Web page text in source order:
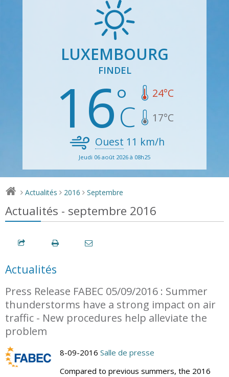
LUXEMBOURG
FINDEL
16 24°C
17°C
Ouest 11 km/h
Jeudi 06 août 2026 à 08h25
> Actualités > 2016 > Septembre
Actualités - septembre 2016
Actualités
Press Release FABEC 05/09/2016 : Summer
thunderstorms have a strong impact on air
traffic - New procedures help alleviate the
problem
8-09-2016 Salle de presse
Compared to previous summers, the 2016